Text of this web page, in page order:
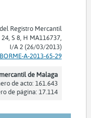
Registro Mercantil
S 8, H MA116737,
I/A 2 (26/03/2013)
BORME-A-2013-65-29
de Malaga
de acto: 161.643
de página: 17.114